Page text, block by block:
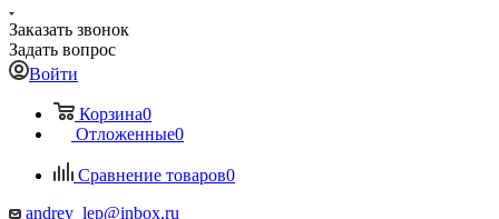
Заказать звонок
Задать вопрос
Войти
Корзина0
Отложенные0
Сравнение товаров0
andrey_lep@inbox.ru